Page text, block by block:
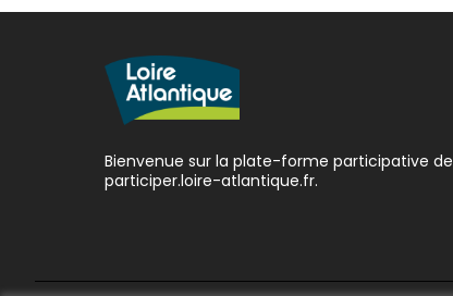
Bienvenue sur la plate-forme participative de
participer.loire-atlantique.fr.